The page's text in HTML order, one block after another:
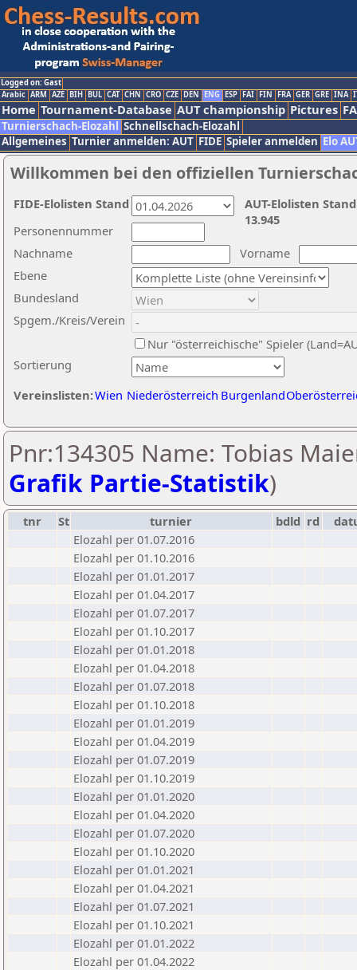
Logged on: Gast
Arabic ARM AZE BIH BUL CAT CHN CRO CZE DEN ENG ESP FAI FIN FRA GER GRE INA
Home Tournament-Database AUT championship Pictures
Turnierschach-Elozahl Schnellschach-Elozahl
Allgemeines Turnier anmelden: AUT FIDE Spieler anmelden Elo
Willkommen bei den offiziellen
Nachname
Vorname
Ebene
Sortierung
Personennummer
Bundesland
Spgem./Kreis/Verein
Nur "österreichische" Spieler
Vereinslisten:Wien Niederösterreich Burgenland
AUT-Elolisten
13.945
FIDE-Elolisten Stand
Pnr:134305 Name: Tobias
Grafik Partie-Statistik)
tnr St turnier bdld rd
Elozahl per 01.07.2016
Elozahl per 01.10.2016
Elozahl per 01.01.2017
Elozahl per 01.04.2017
Elozahl per 01.07.2017
Elozahl per 01.10.2017
Elozahl per 01.01.2018
Elozahl per 01.04.2018
Elozahl per 01.07.2018
Elozahl per 01.10.2018
Elozahl per 01.01.2019
Elozahl per 01.04.2019
Elozahl per 01.07.2019
Elozahl per 01.10.2019
Elozahl per 01.01.2020
Elozahl per 01.04.2020
Elozahl per 01.07.2020
Elozahl per 01.10.2020
Elozahl per 01.01.2021
Elozahl per 01.04.2021
Elozahl per 01.07.2021
Elozahl per 01.10.2021
Elozahl per 01.01.2022
Elozahl per 01.04.2022